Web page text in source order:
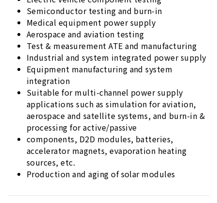
Semiconductor testing and burn-in
Medical equipment power supply
Aerospace and aviation testing
Test & measurement ATE and manufacturing
Industrial and system integrated power supply
Equipment manufacturing and system
integration
Suitable for multi-channel power supply
applications such as simulation for aviation,
aerospace and satellite systems, and burn-in &
processing for active/passive
components, D2D modules, batteries,
accelerator magnets, evaporation heating
sources, etc.
Production and aging of solar modules